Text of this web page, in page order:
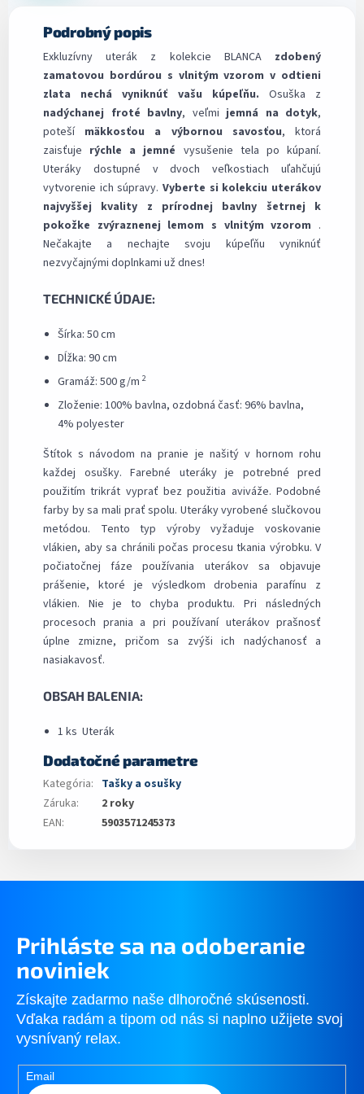
Podrobný popis
Exkluzívny uterák z kolekcie BLANCA zdobený
zamatovou bordúrou s vlnitým vzorom v odtieni
zlata nechá vyniknúť vašu kúpeľňu. Osuška z
nadýchanej froté bavlny, veľmijemná na dotyk,
poteší mäkkosťou a výbornou savosťou, ktorá
zaisťuje rýchle a jemné vysušenie tela po kúpaní.
Uteráky dostupné v dvoch veľkostiach uľahčujú
vytvorenie ich súpravy. Vyberte si kolekciu uterákov
najvyššej kvality z prírodnej bavlny šetrnej k
pokožke zvýraznenej lemom s vlnitým vzorom .
Nečakajte a nechajte svoju kúpeľňu vyniknúť
nezvyčajnými doplnkami už dnes!
TECHNICKÉ ÚDAJE:
Šírka: 50 cm
Dĺžka: 90 cm
Gramáž: 500 g/m 2
Zloženie: 100% bavlna, ozdobná časť: 96% bavlna,
4% polyester
Štítok s návodom na pranie je našitý v hornom rohu
každej osušky. Farebné uteráky je potrebné pred
použitím trikrát vyprať bez použitia aviváže. Podobné
farby by sa mali prať spolu. Uteráky vyrobené slučkovou
metódou. Tento typ výroby vyžaduje voskovanie
vlákien, aby sa chránili počas procesu tkania výrobku. V
počiatočnej fáze používania uterákov sa objavuje
prášenie, ktoré je výsledkom drobenia parafínu z
vlákien. Nie je to chyba produktu. Pri následných
procesoch prania a pri používaní uterákov prašnosť
úplne zmizne, pričom sa zvýši ich nadýchanosť a
nasiakavosť.
OBSAH BALENIA:
1 ks Uterák
Dodatočné parametre
Kategória: Tašky a osušky
Záruka:
2 roky
EAN: 5903571245373
Prihláste sa na odoberanie
noviniek
Získajte zadarmo naše dlhoročné skúsenosti.
Vďaka radám a tipom od nás si naplno užijete svoj
vysnívaný relax.
Email